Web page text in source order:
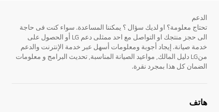
الدعم
تحتاج معلومة؟ او لديك سؤال ؟ يمكننا المساعدة. سواء كنت فى حاجة
الى حجز منتجك او التواصل مع احد ممثلى دعم LG أو الحصول على
خدمة صيانة. إيجاد أجوبة ومعلومات أسهل عبر خدمة الإنترنت والدعم
منLG دليل المالك, مواعيد الصيانة المناسبة, تحديث البرامج و معلومات
الضمان كل هذا بمجرد نقرة.
هاتف